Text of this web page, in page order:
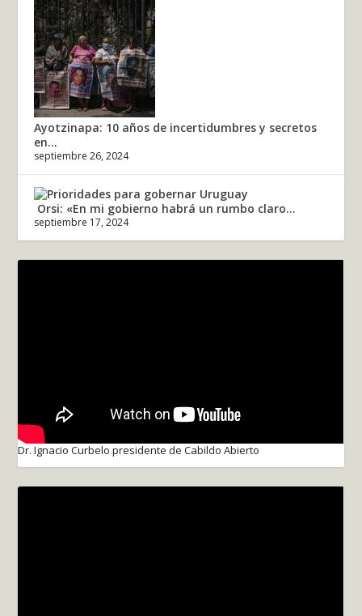
Ayotzinapa: 10 años de incertidumbres y secretos
en...
septiembre 26, 2024
Orsi: «En mi gobierno habrá un rumbo claro...
septiembre 17, 2024
Dr. Ignacio Curbelo presidente de Cabildo Abierto